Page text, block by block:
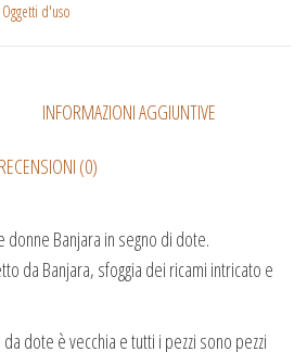
Oggetti d'uso
INFORMAZIONI AGGIUNTIVE
RECENSIONI (0)
Banjara in segno di dote.
da Banjara, sfoggia dei ricami intricato e
dote è vecchia e tutti i pezzi sono pezzi